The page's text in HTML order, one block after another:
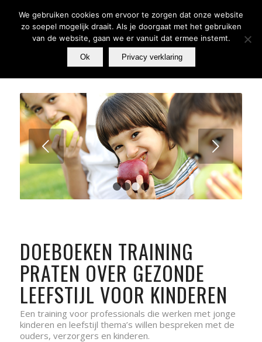
Volgende
1 2 3 4
DOEBOEKEN TRAINING
PRATEN OVER GEZONDE
LEEFSTIJL VOOR KINDEREN
Een training voor professionals die werken met jonge
kinderen en leefstijl thema’s willen bespreken met de
ouders, verzorgers en kinderen.
We gebruiken cookies om ervoor te zorgen dat onze website
zo soepel mogelijk draait. Als je doorgaat met het gebruiken
van de website, gaan we er vanuit dat ermee instemt.
Ok Privacy verklaring